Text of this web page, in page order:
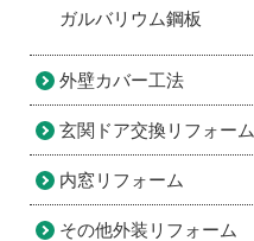
ガルバリウム鋼板
外壁カバー工法
玄関ドア交換リフォーム
内窓リフォーム
その他外装リフォーム